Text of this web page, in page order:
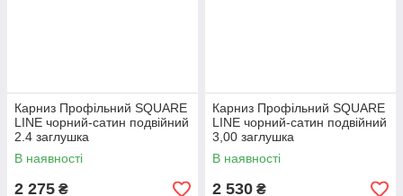
Карниз Профільний SQUARE
LINE чорний-сатин подвійний
2.4 заглушка
В наявності
2 275 ₴
Карниз Профільний SQUARE
LINE чорний-сатин подвійний
3,00 заглушка
В наявності
2 530 ₴